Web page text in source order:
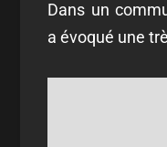
Dans un
a évoqué une